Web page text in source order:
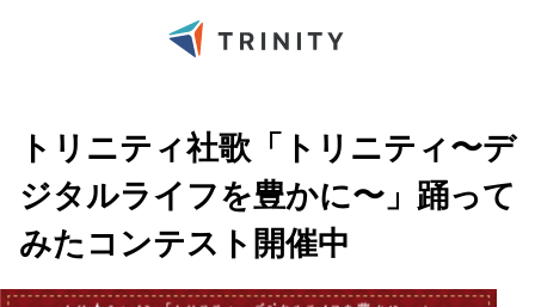
トリニティ社歌「トリニティ〜デ
ジタルライフを豊かに〜」踊って
みたコンテスト開催中